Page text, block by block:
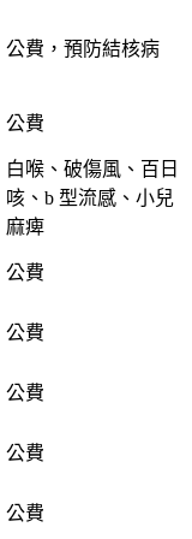
公費，預防結核病
公費
白喉、破傷風、百日
咳、b 型流感、小兒
麻痺
公費
公費
公費
公費
公費